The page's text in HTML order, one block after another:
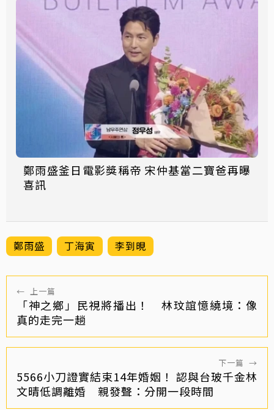
鄭雨盛釜日電影獎稱帝 宋仲基當二寶爸再曝
喜訊
鄭雨盛 丁海寅 李到晛
← 上一篇
「神之鄉」民視將播出！ 林玟誼憶繞境：像
真的走完一趟
下一篇 →
5566小刀證實結束14年婚姻！ 認與台玻千金林
文晴低調離婚 親發聲：分開一段時間